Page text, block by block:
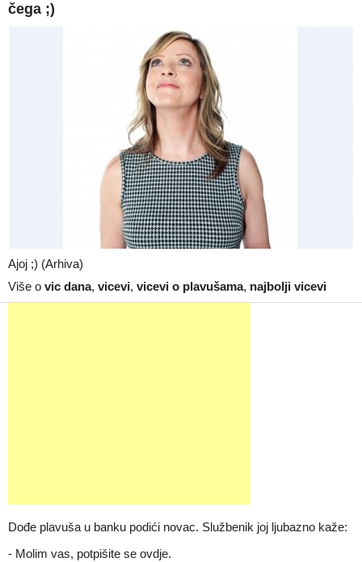
čega ;)
Ajoj ;) (Arhiva)
Više o vic dana, vicevi, vicevi o plavušama, najbolji vicevi
Dođe plavuša u banku podići novac. Službenik joj ljubazno kaže:
- Molim vas, potpišite se ovdje.